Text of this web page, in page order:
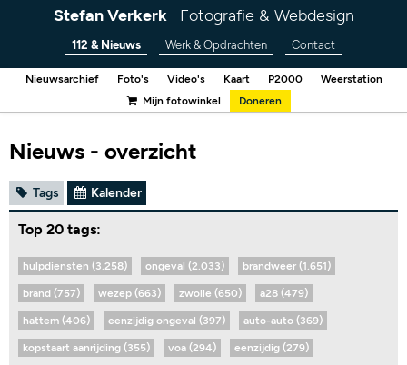
Stefan Verkerk Fotografie & Webdesign
112 & Nieuws Werk & Opdrachten Contact
Nieuwsarchief Foto's Video's Kaart P2000
Weerstation
Mijn fotowinkel
Doneren
Nieuws - overzicht
Tags Kalender
Top 20 tags:
hulpdiensten (3.258) ongeval (2.033) brandweer (1.651)
brand (757) wezep (663) zwolle (650) a28 (479)
hattem (406) eenzijdig ongeval (397) auto-auto (369)
kopstaart aanrijding (355) voa (294) eenzijdig (279)